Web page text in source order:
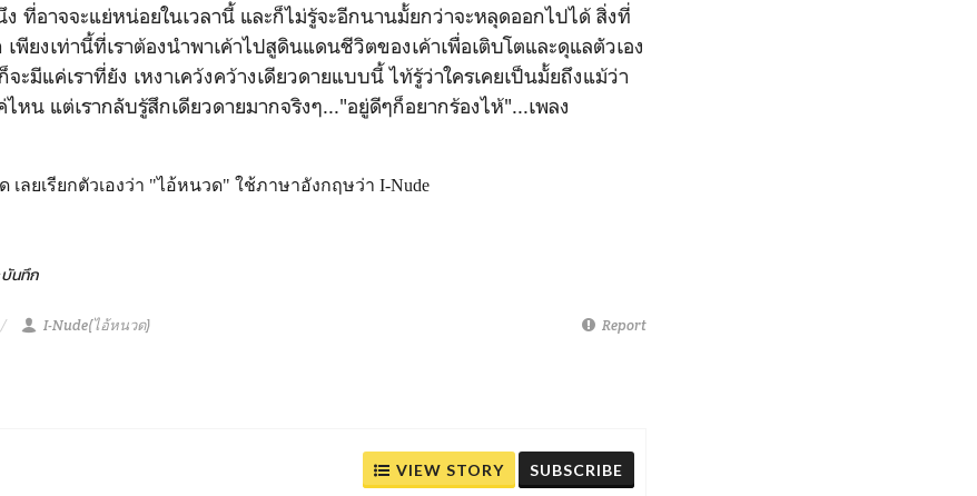
ที่อาจจะแย่หน่อยในเวลานี้ และก็ไม่รู้จะอีกนานมั้ยกว่าจะหลุดออกไปได้ สิ่งที่
พียงเท่านี้ที่เราต้องนำพาเค้าไปสูดินแดนชีวิตของเค้าเพื่อเติบโตและดุแลตัวเอง
ะมีแค่เราที่ยัง เหงาเคว้งคว้างเดียวดายแบบนี้ ไท้รู้ว่าใครเคยเป็นมั้ยถึงแม้ว่า
หน แต่เรากลับรู้สึกเดียวดายมากจริงๆ..."อยู่ดีๆก็อยากร้องไห้"...เพลง
เลยเรียกตัวเองว่า "ไอ้หนวด" ใช้ภาษาอังกฤษว่า I-Nude
นทึก
I-Nude(ไอ้หนวด) Report
VIEW STORY SUBSCRIBE